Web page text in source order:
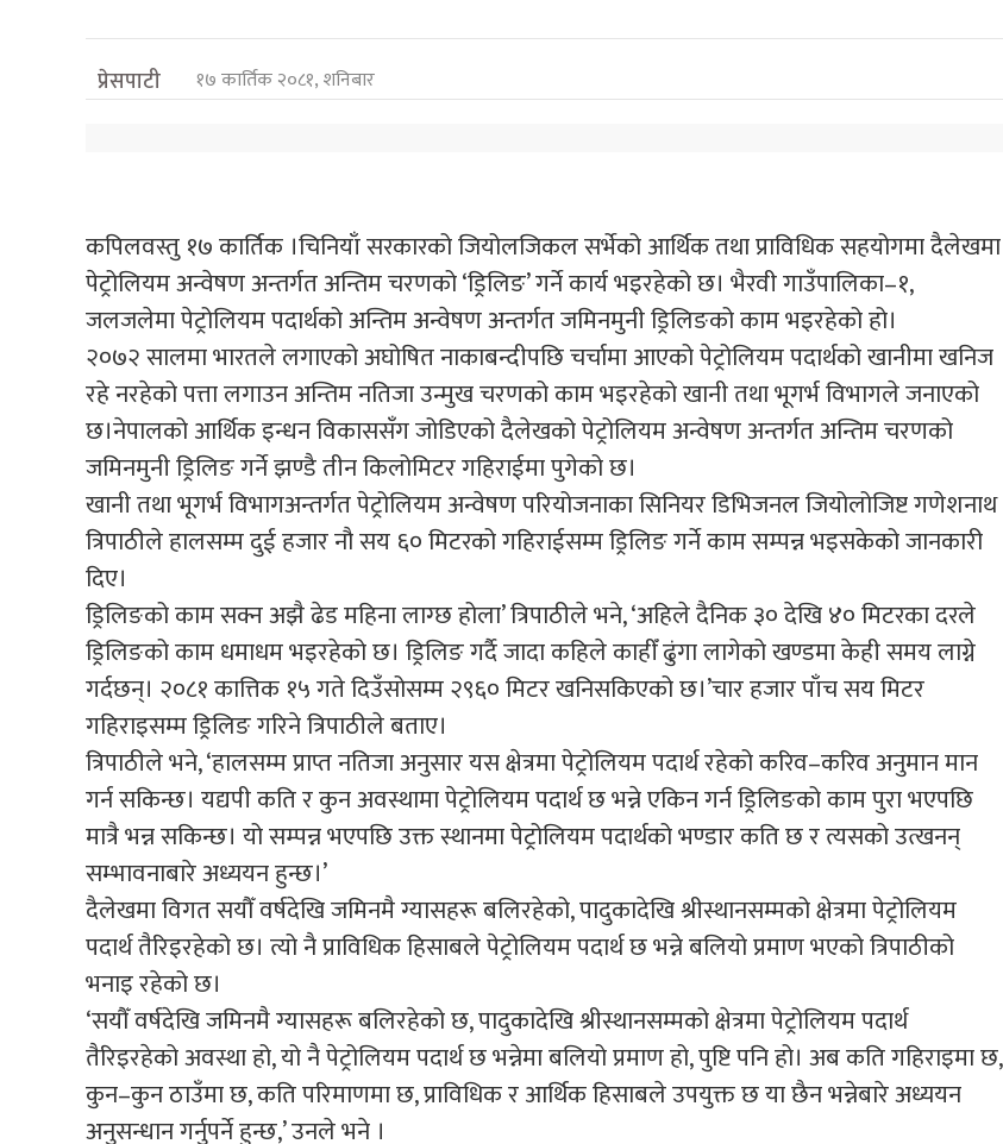
प्रेसपाटी १७ कार्तिक २०८१, शनिबार
कपिलवस्तु १७ कार्तिक ।चिनियाँ सरकारको जियोलजिकल सर्भेको आर्थिक तथा प्राविधिक सहयोगमा दैलेखमा
पेट्रोलियम अन्वेषण अन्तर्गत अन्तिम चरणको ‘ड्रिलिङ’ गर्ने कार्य भइरहेको छ। भैरवी गाउँपालिका–१,
जलजलेमा पेट्रोलियम पदार्थको अन्तिम अन्वेषण अन्तर्गत जमिनमुनी ड्रिलिङको काम भइरहेको हो।
२०७२ सालमा भारतले लगाएको अघोषित नाकाबन्दीपछि चर्चामा आएको पेट्रोलियम पदार्थको खानीमा खनिज
रहे नरहेको पत्ता लगाउन अन्तिम नतिजा उन्मुख चरणको काम भइरहेको खानी तथा भूगर्भ विभागले जनाएको
छ।नेपालको आर्थिक इन्धन विकाससँग जोडिएको दैलेखको पेट्रोलियम अन्वेषण अन्तर्गत अन्तिम चरणको
जमिनमुनी ड्रिलिङ गर्ने झण्डै तीन किलोमिटर गहिराईमा पुगेको छ।
खानी तथा भूगर्भ विभागअन्तर्गत पेट्रोलियम अन्वेषण परियोजनाका सिनियर डिभिजनल जियोलोजिष्ट गणेशनाथ
त्रिपाठीले हालसम्म दुई हजार नौ सय ६० मिटरको गहिराईसम्म ड्रिलिङ गर्ने काम सम्पन्न भइसकेको जानकारी
दिए।
ड्रिलिङको काम सक्न अझै ढेड महिना लाग्छ होला’ त्रिपाठीले भने, ‘अहिले दैनिक ३० देखि ४० मिटरका दरले
ड्रिलिङको काम धमाधम भइरहेको छ। ड्रिलिङ गर्दै जादा कहिले काहीँ ढुंगा लागेको खण्डमा केही समय लाग्ने
गर्दछन्। २०८१ कात्तिक १५ गते दिउँसोसम्म २९६० मिटर खनिसकिएको छ।’चार हजार पाँच सय मिटर
गहिराइसम्म ड्रिलिङ गरिने त्रिपाठीले बताए।
त्रिपाठीले भने, ‘हालसम्म प्राप्त नतिजा अनुसार यस क्षेत्रमा पेट्रोलियम पदार्थ रहेको करिव–करिव अनुमान मान
गर्न सकिन्छ। यद्यपी कति र कुन अवस्थामा पेट्रोलियम पदार्थ छ भन्ने एकिन गर्न ड्रिलिङको काम पुरा भएपछि
मात्रै भन्न सकिन्छ। यो सम्पन्न भएपछि उक्त स्थानमा पेट्रोलियम पदार्थको भण्डार कति छ र त्यसको उत्खनन्
सम्भावनाबारे अध्ययन हुन्छ।’
दैलेखमा विगत सयौँ वर्षदेखि जमिनमै ग्यासहरू बलिरहेको, पादुकादेखि श्रीस्थानसम्मको क्षेत्रमा पेट्रोलियम
पदार्थ तैरिइरहेको छ। त्यो नै प्राविधिक हिसाबले पेट्रोलियम पदार्थ छ भन्ने बलियो प्रमाण भएको त्रिपाठीको
भनाइ रहेको छ।
‘सयौँ वर्षदेखि जमिनमै ग्यासहरू बलिरहेको छ, पादुकादेखि श्रीस्थानसम्मको क्षेत्रमा पेट्रोलियम पदार्थ
तैरिइरहेको अवस्था हो, यो नै पेट्रोलियम पदार्थ छ भन्नेमा बलियो प्रमाण हो, पुष्टि पनि हो। अब कति गहिराइमा छ,
कुन–कुन ठाउँमा छ, कति परिमाणमा छ, प्राविधिक र आर्थिक हिसाबले उपयुक्त छ या छैन भन्नेबारे अध्ययन
अनुसन्धान गर्नुपर्ने हुन्छ,’ उनले भने ।